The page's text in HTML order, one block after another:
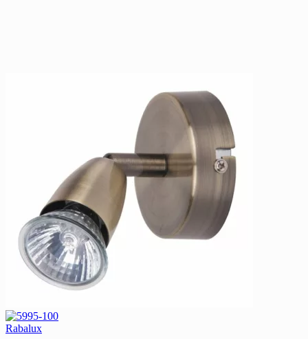
Rabalux